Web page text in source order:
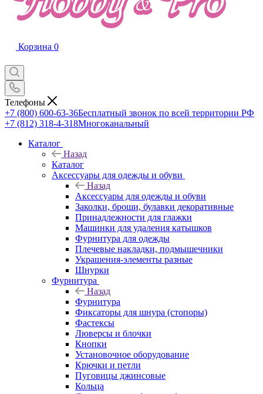
Корзина 0
Телефоны
+7 (800) 600-63-36Бесплатный звонок по всей территории РФ
+7 (812) 318-4-318Многоканальный
Каталог
Назад
Каталог
Аксессуары для одежды и обуви
Назад
Аксессуары для одежды и обуви
Заколки, броши, булавки декоративные
Принадлежности для глажки
Машинки для удаления катышков
Фурнитура для одежды
Плечевые накладки, подмышечники
Украшения-элементы разные
Шнурки
Фурнитура
Назад
Фурнитура
Фиксаторы для шнура (стопоры)
Фастексы
Люверсы и блочки
Кнопки
Установочное оборудование
Крючки и петли
Пуговицы джинсовые
Кольца